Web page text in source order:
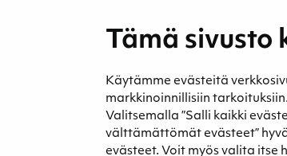
Tämä
Käytämme evästeitä
markkinoinnillisiin
Valitsemalla ”Salli kaikki
välttämättömät evästeet”
evästeet. Voit myös valita itse